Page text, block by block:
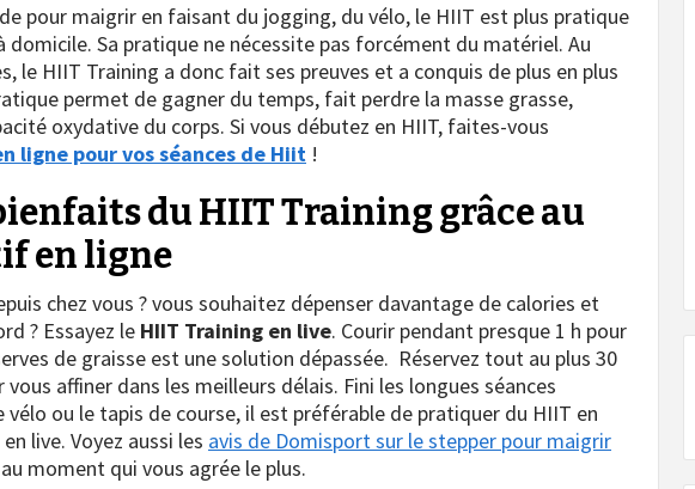
pour maigrir en faisant du jogging, du vélo, le HIIT est plus pratique
Sa pratique ne nécessite pas forcément du matériel. Au
le HIIT Training a donc fait ses preuves et a conquis de plus en plus
permet de gagner du temps, fait perdre la masse grasse,
oxydative du corps. Si vous débutez en HIIT, faites-vous
ligne pour vos séances de Hiit !
du HIIT Training grâce au
en ligne
chez vous ? vous souhaitez dépenser davantage de calories et
? Essayez le HIIT Training en live. Courir pendant presque 1 h pour
de graisse est une solution dépassée. Réservez tout au plus 30
affiner dans les meilleurs délais. Fini les longues séances
ou le tapis de course, il est préférable de pratiquer du HIIT en
live. Voyez aussi les avis de Domisport sur le stepper pour maigrir
moment qui vous agrée le plus.